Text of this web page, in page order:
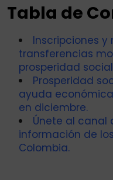
Tabla de
Inscripciones
transferencias
prosperidad
Prosperidad
ayuda
en diciembre.
Únete al canal
información de
Colombia.